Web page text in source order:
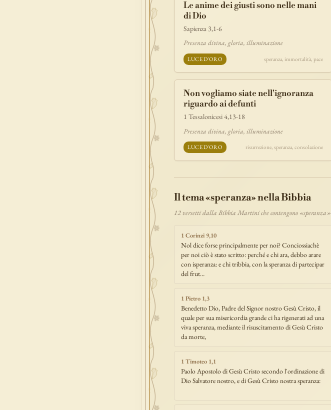
Le anime dei giusti sono nelle mani
di Dio
Sapienza 3,1-6
Presenza divina, gloria, illuminazione
LUCE D'ORO speranza, immortalità, pace
Non vogliamo siate nell'ignoranza
riguardo ai defunti
1 Tessalonicesi 4,13-18
Presenza divina, gloria, illuminazione
LUCE D'ORO risurrezione, speranza, consolazione
Il tema «speranza» nella Bibbia
12 versetti dalla Bibbia Martini che contengono «speranza»
1 Corinzi 9,10
Nol dice forse principalmente per noi? Conciossiachè
per noi ciò è stato scritto: perché e chi ara, debbo arare
con isperanza: e chi tribbia, con la speranza di partecipar
del frut…
1 Pietro 1,3
Benedetto Dio, Padre del Signor nostro Gesù Cristo, il
quale per sua misericordia grande ci ha rigenerati ad una
viva speranza, mediante il risuscitamento di Gesù Cristo
da morte,
1 Timoteo 1,1
Paolo Apostolo di Gesù Cristo secondo l'ordinazione di
Dio Salvatore nostro, e di Gesù Cristo nostra speranza: